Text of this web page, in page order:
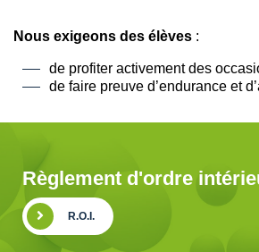
Nous exigeons des élèves :
de profiter activement des
de faire preuve d’endurance et
Règlement d'ordre
R.O.I.